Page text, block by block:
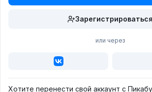
Зарегистрироваться
или через
Хотите перенести свой аккаунт с